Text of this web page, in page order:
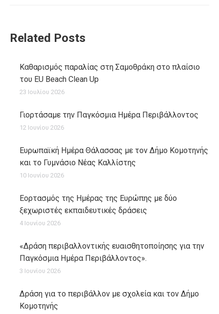
Related Posts
Καθαρισμός παραλίας στη Σαμοθράκη στο πλαίσιο
του EU Beach Clean Up
23 Ιουλίου 2026
Γιορτάσαμε την Παγκόσμια Ημέρα Περιβάλλοντος
12 Ιουνίου 2026
Ευρωπαϊκή Ημέρα Θάλασσας με τον Δήμο Κομοτηνής
και το Γυμνάσιο Νέας Καλλίστης
10 Ιουνίου 2026
Εορτασμός της Ημέρας της Ευρώπης με δύο
ξεχωριστές εκπαιδευτικές δράσεις
4 Ιουνίου 2026
«Δράση περιβαλλοντικής ευαισθητοποίησης για την
Παγκόσμια Ημέρα Περιβάλλοντος».
3 Ιουνίου 2026
Δράση για το περιβάλλον με σχολεία και τον Δήμο
Κομοτηνής